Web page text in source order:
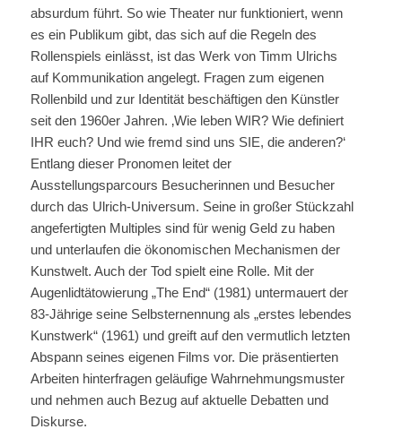
absurdum führt. So wie Theater nur funktioniert, wenn
es ein Publikum gibt, das sich auf die Regeln des
Rollenspiels einlässt, ist das Werk von Timm Ulrichs
auf Kommunikation angelegt. Fragen zum eigenen
Rollenbild und zur Identität beschäftigen den Künstler
seit den 1960er Jahren. ‚Wie leben WIR? Wie definiert
IHR euch? Und wie fremd sind uns SIE, die anderen?‘
Entlang dieser Pronomen leitet der
Ausstellungsparcours Besucherinnen und Besucher
durch das Ulrich-Universum. Seine in großer Stückzahl
angefertigten Multiples sind für wenig Geld zu haben
und unterlaufen die ökonomischen Mechanismen der
Kunstwelt. Auch der Tod spielt eine Rolle. Mit der
Augenlidtätowierung „The End“ (1981) untermauert der
83-Jährige seine Selbsternennung als „erstes lebendes
Kunstwerk“ (1961) und greift auf den vermutlich letzten
Abspann seines eigenen Films vor. Die präsentierten
Arbeiten hinterfragen geläufige Wahrnehmungsmuster
und nehmen auch Bezug auf aktuelle Debatten und
Diskurse.